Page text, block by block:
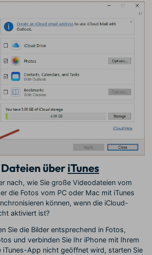
überiTunes
nach, wie Sie große Videodateien vom
die Fotos vom PC oder Mac mit iTunes
können, wenn die iCloud-
aktiviert ist?
Sie die Bilder entsprechend in Fotos,
und verbinden Sie Ihr iPhone mit Ihrem
iTunes-App nicht geöffnet wird, starten Sie